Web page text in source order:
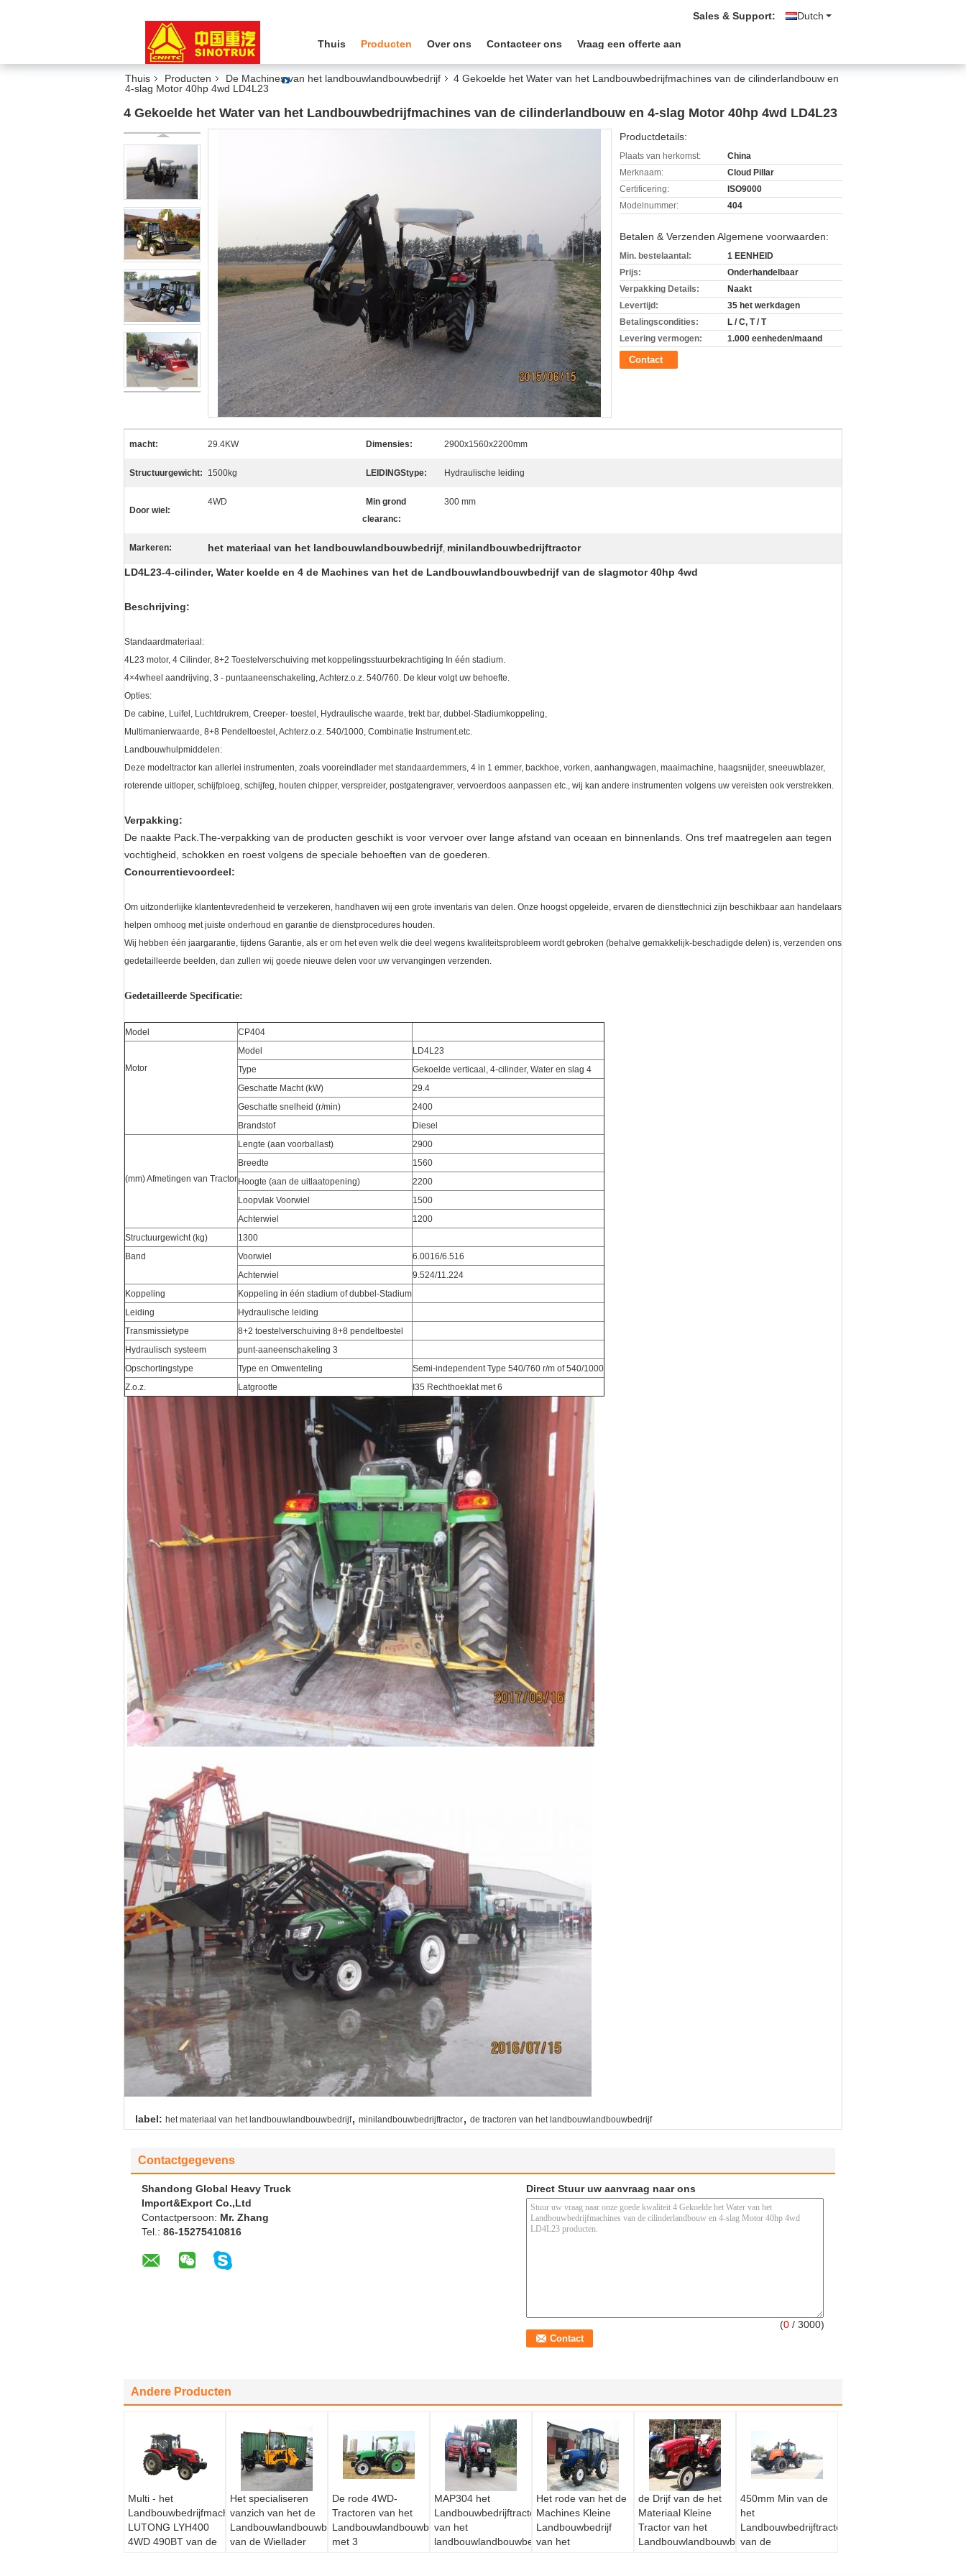
Dutch
Sales & Support:
Thuis Producten Over ons Contacteer ons Vraag een offerte aan
Thuis Producten De Machines van het landbouwlandbouwbedrijf
4 Gekoelde het Water van het Landbouwbedrijfmachines van de cilinderlandbouw en
4-slag Motor 40hp 4wd LD4L23
4 Gekoelde het Water van het Landbouwbedrijfmachines van de cilinderlandbouw en 4-slag Motor 40hp 4wd LD4L23
Productdetails:
Plaats van herkomst:
China
Merknaam:
Cloud Pillar
Certificering:
ISO9000
Modelnummer:
404
Betalen & Verzenden Algemene voorwaarden:
Min. bestelaantal:
1 EENHEID
Prijs:
Onderhandelbaar
Verpakking Details:
Naakt
Levertijd:
35 het werkdagen
Betalingscondities:
L / C, T / T
Levering vermogen:
1.000 eenheden/maand
Contact
macht: 29.4KW Dimensies: 2900x1560x2200mm
Structuurgewicht: 1500kg LEIDINGStype: Hydraulische leiding
Door wiel:
4WD
Min grond
clearanc:
300 mm
Markeren: het materiaal van het landbouwlandbouwbedrijf, minilandbouwbedrijftractor
LD4L23-4-cilinder, Water koelde en 4 de Machines van het de Landbouwlandbouwbedrijf van de slagmotor 40hp 4wd
Beschrijving:
Standaardmateriaal:
4L23 motor, 4 Cilinder, 8+2 Toestelverschuiving met koppelingsstuurbekrachtiging In één stadium.
4×4wheel aandrijving, 3 - puntaaneenschakeling, Achterz.o.z. 540/760. De kleur volgt uw behoefte.
Opties:
De cabine, Luifel, Luchtdrukrem, Creeper- toestel, Hydraulische waarde, trekt bar, dubbel-Stadiumkoppeling,
Multimanierwaarde, 8+8 Pendeltoestel, Achterz.o.z. 540/1000, Combinatie Instrument.etc.
Landbouwhulpmiddelen:
Deze modeltractor kan allerlei instrumenten, zoals vooreindlader met standaardemmers, 4 in 1 emmer, backhoe, vorken, aanhangwagen, maaimachine, haagsnijder, sneeuwblazer,
roterende uitloper, schijfploeg, schijfeg, houten chipper, verspreider, postgatengraver, vervoerdoos aanpassen etc., wij kan andere instrumenten volgens uw vereisten ook verstrekken.
Verpakking:
De naakte Pack.The-verpakking van de producten geschikt is voor vervoer over lange afstand van oceaan en binnenlands. Ons tref maatregelen aan tegen
vochtigheid, schokken en roest volgens de speciale behoeften van de goederen.
Concurrentievoordeel:
Om uitzonderlijke klantentevredenheid te verzekeren, handhaven wij een grote inventaris van delen. Onze hoogst opgeleide, ervaren de diensttechnici zijn beschikbaar aan handelaars
helpen omhoog met juiste onderhoud en garantie de dienstprocedures houden.
Wij hebben één jaargarantie, tijdens Garantie, als er om het even welk die deel wegens kwaliteitsprobleem wordt gebroken (behalve gemakkelijk-beschadigde delen) is, verzenden ons
gedetailleerde beelden, dan zullen wij goede nieuwe delen voor uw vervangingen verzenden.
Gedetailleerde Specificatie:
Model CP404
Motor
Model
LD4L23
Type
Gekoelde verticaal, 4-cilinder, Water en slag 4
Geschatte Macht (kW)
29.4
Geschatte snelheid (r/min)
2400
Brandstof
Diesel
(mm) Afmetingen van Tractor
Lengte (aan voorballast)
2900
Breedte
1560
Hoogte (aan de uitlaatopening)
2200
Loopvlak Voorwiel
1500
Achterwiel
1200
Structuurgewicht (kg)
1300
Band
Voorwiel
6.0016/6.516
Achterwiel
9.524/11.224
Koppeling
Koppeling in één stadium of dubbel-Stadium
Leiding
Hydraulische leiding
Transmissietype
8+2 toestelverschuiving 8+8 pendeltoestel
Hydraulisch systeem
punt-aaneenschakeling 3
Opschortingstype
Type en Omwenteling
Semi-independent Type 540/760 r/m of 540/1000
Z.o.z.
Latgrootte I35 Rechthoeklat met 6
label: het materiaal van het landbouwlandbouwbedrijf, minilandbouwbedrijftractor, de tractoren van het landbouwlandbouwbedrijf
Contactgegevens
Shandong Global Heavy Truck
Import&Export Co.,Ltd
Contactpersoon: Mr. Zhang
Tel.: 86-15275410816
Direct Stuur uw aanvraag naar ons
(0 / 3000)
Andere Producten
Multi - het
Landbouwbedrijfmachines
LUTONG LYH400
4WD 490BT van de
Het specialiseren
vanzich van het de
Landbouwlandbouwbedrijf
van de Wiellader
De rode 4WD-
Tractoren van het
Landbouwlandbouwbedrijf
met 3
MAP304 het
Landbouwbedrijftractor
van het
landbouwlandbouwbedrijf
Het rode van het de
Machines Kleine
Landbouwbedrijf
van het
de Drijf van de het
Materiaal Kleine
Tractor van het
Landbouwlandbouwbedrijf
450mm Min van de
het
Landbouwbedrijftractor
van de